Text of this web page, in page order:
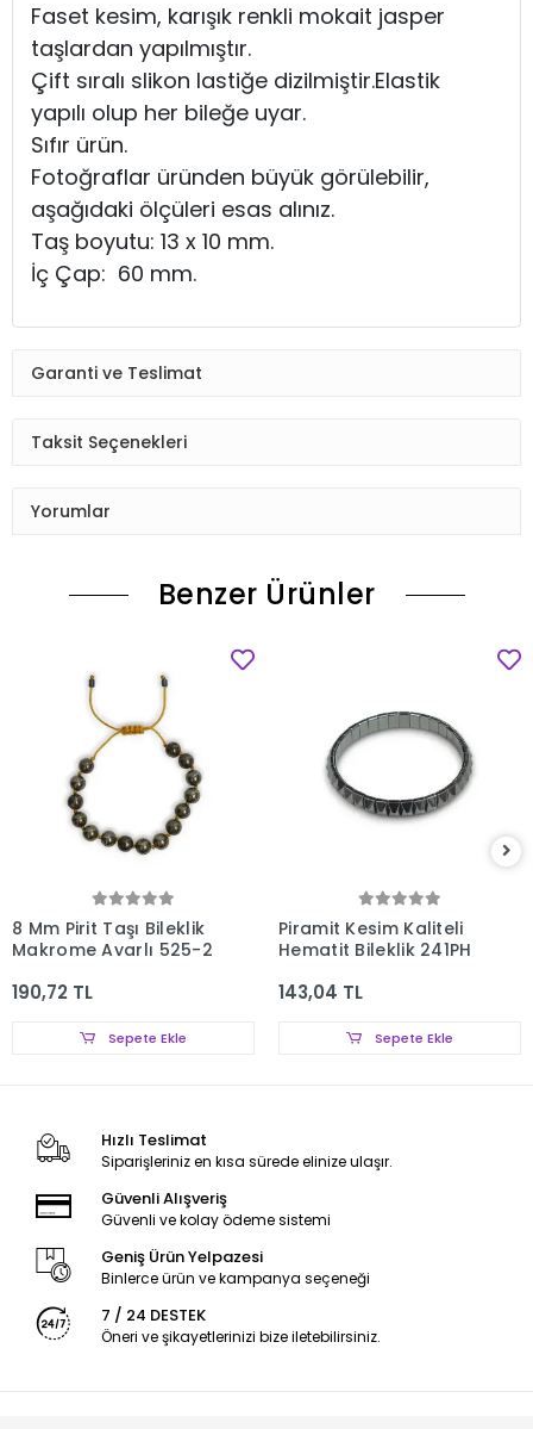
Faset kesim, karışık renkli mokait jasper
taşlardan yapılmıştır.
Çift sıralı slikon lastiğe dizilmiştir.Elastik
yapılı olup her bileğe uyar.
Sıfır ürün.
Fotoğraflar üründen büyük görülebilir,
aşağıdaki ölçüleri esas alınız.
Taş boyutu: 13 x 10 mm.
İç Çap: 60 mm.
Garanti ve Teslimat
Taksit Seçenekleri
Yorumlar
Benzer Ürünler
8 Mm Pirit Taşı Bileklik
Makrome Ayarlı 525-2
190,72 TL
Sepete Ekle
Piramit Kesim Kaliteli
Hematit Bileklik 241PH
143,04 TL
Sepete Ekle
Hızlı Teslimat
Siparişleriniz en kısa sürede elinize ulaşır.
Güvenli Alışveriş
Güvenli ve kolay ödeme sistemi
Geniş Ürün Yelpazesi
Binlerce ürün ve kampanya seçeneği
7 / 24 DESTEK
Öneri ve şikayetlerinizi bize iletebilirsiniz.